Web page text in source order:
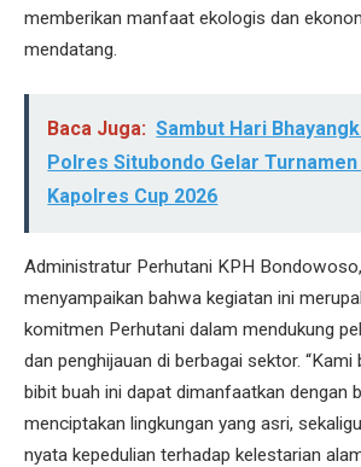
memberikan manfaat ekologis dan
mendatang.
Baca Juga: Sambut Hari
Polres Situbondo Gelar
Kapolres Cup 2026
Administratur Perhutani KPH
menyampaikan bahwa kegiatan ini
komitmen Perhutani dalam mendukung
dan penghijauan di berbagai sektor. “Kami
bibit buah ini dapat dimanfaatkan dengan
menciptakan lingkungan yang asri,
nyata kepedulian terhadap kelestarian